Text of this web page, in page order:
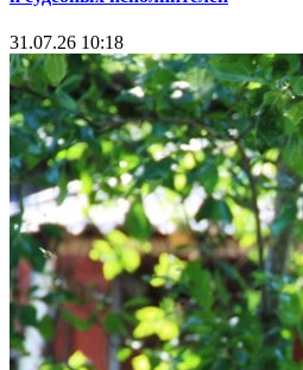
31.07.26 10:18